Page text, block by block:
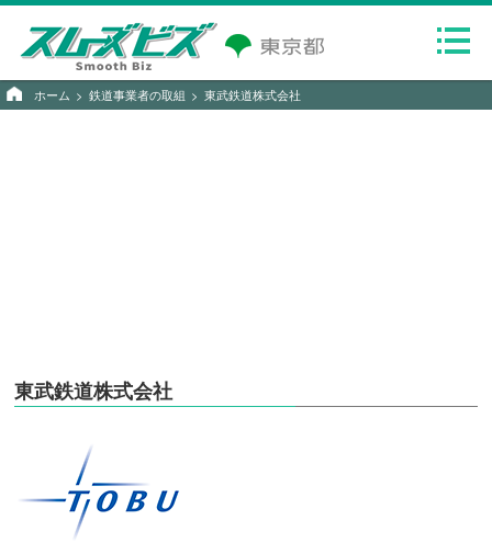
ホーム 鉄道事業者の取組 東武鉄道株式会社
東武鉄道株式会社